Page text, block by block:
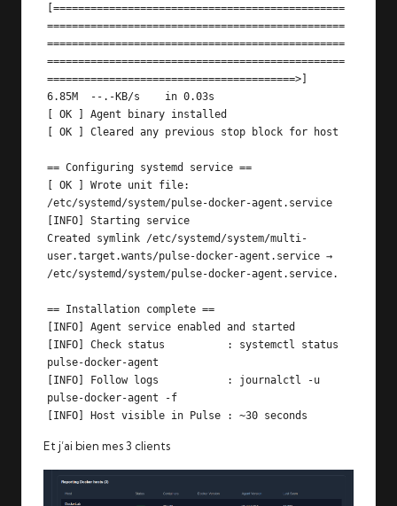
[===============================================
================================================
================================================
================================================
========================================>]
6.85M  --.-KB/s    in 0.03s
[ OK ] Agent binary installed
[ OK ] Cleared any previous stop block for host
== Configuring systemd service ==
[ OK ] Wrote unit file:
/etc/systemd/system/pulse-docker-agent.service
[INFO] Starting service
Created symlink /etc/systemd/system/multi-
user.target.wants/pulse-docker-agent.service →
/etc/systemd/system/pulse-docker-agent.service.
== Installation complete ==
[INFO] Agent service enabled and started
[INFO] Check status          : systemctl status
pulse-docker-agent
[INFO] Follow logs           : journalctl -u
pulse-docker-agent -f
[INFO] Host visible in Pulse : ~30 seconds
Et j’ai bien mes 3 clients